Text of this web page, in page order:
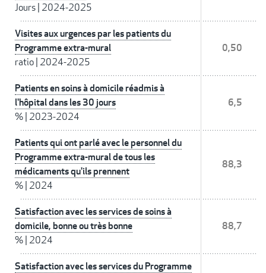
Jours| 2024-2025
Visites aux urgences par les patients du
Programme extra-mural
ratio| 2024-2025
0,50
Patients en soins à domicile réadmis à
l'hôpital dans les 30 jours
%| 2023-2024
6,5
Patients qui ont parlé avec le personnel du
Programme extra-mural de tous les
médicaments qu'ils prennent
%| 2024
88,3
Satisfaction avec les services de soins à
domicile, bonne ou très bonne
%| 2024
88,7
Satisfaction avec les services du Programme